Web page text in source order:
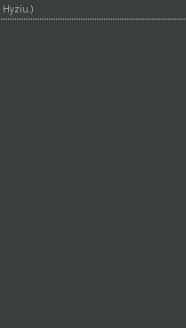
Hyziu .)